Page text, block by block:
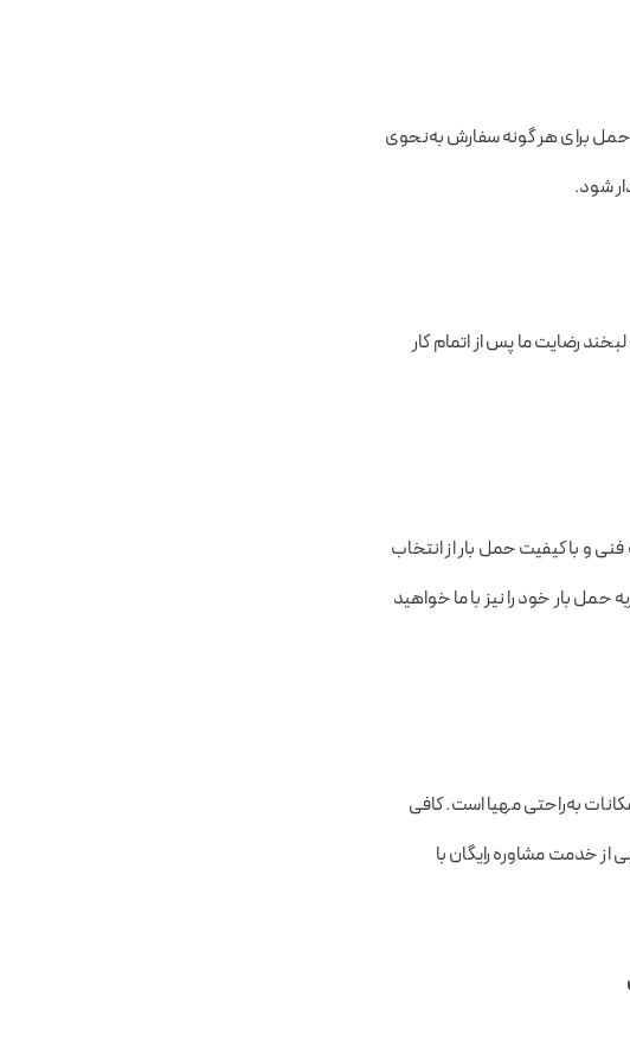
حمل برای هر گونه‌ سفارش به‌نحوی
شود.
رضایت ما پس از اتمام کار
فنی و با کیفیت حمل بار از انتخاب
بار خود را نیز با ما خواهید
به‌راحتی مهیا است. کافی
خدمت مشاوره رایگان با